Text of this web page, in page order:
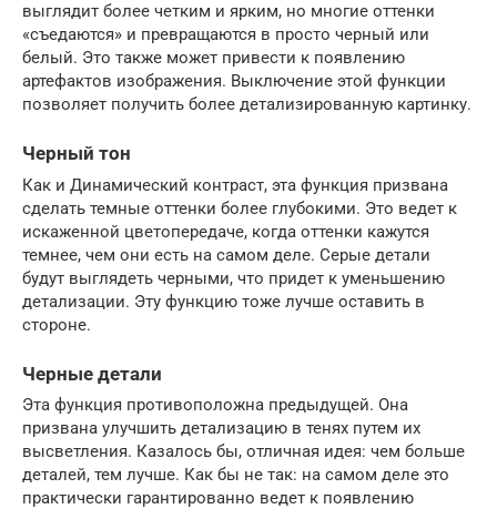
выглядит более четким и ярким, но многие оттенки
«съедаются» и превращаются в просто черный или
белый. Это также может привести к появлению
артефактов изображения. Выключение этой функции
позволяет получить более детализированную картинку.
Черный тон
Как и Динамический контраст, эта функция призвана
сделать темные оттенки более глубокими. Это ведет к
искаженной цветопередаче, когда оттенки кажутся
темнее, чем они есть на самом деле. Серые детали
будут выглядеть черными, что придет к уменьшению
детализации. Эту функцию тоже лучше оставить в
стороне.
Черные детали
Эта функция противоположна предыдущей. Она
призвана улучшить детализацию в тенях путем их
высветления. Казалось бы, отличная идея: чем больше
деталей, тем лучше. Как бы не так: на самом деле это
практически гарантированно ведет к появлению